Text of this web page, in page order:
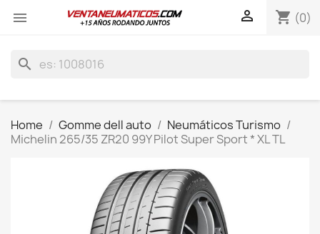
 shopping_cart (0)

search
Home Gomme dell auto
Neumáticos Turismo
Michelin 265/35 ZR20 99Y Pilot Super Sport * XL TL